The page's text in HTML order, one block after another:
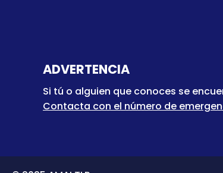
ADVERTENCIA
Si tú o alguien que conoces se
Contacta con el número de